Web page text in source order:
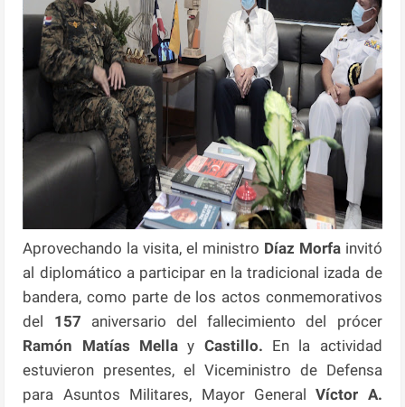
Aprovechando la visita, el ministro Díaz Morfa invitó
al diplomático a participar en la tradicional izada de
bandera, como parte de los actos conmemorativos
del 157 aniversario del fallecimiento del prócer
Ramón
Matías Mella y Castillo. En la actividad
estuvieron presentes, el Viceministro de Defensa
para Asuntos Militares, Mayor GeneralVíctor A.